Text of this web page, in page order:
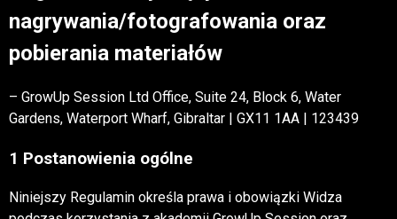
nagrywania/fotografowania oraz
pobierania materiałów
– GrowUp Session Ltd Office, Suite 24, Block 6, Water
Gardens, Waterport Wharf, Gibraltar | GX11 1AA | 123439
1 Postanowienia ogólne
Niniejszy Regulamin określa prawa i obowiązki Widza